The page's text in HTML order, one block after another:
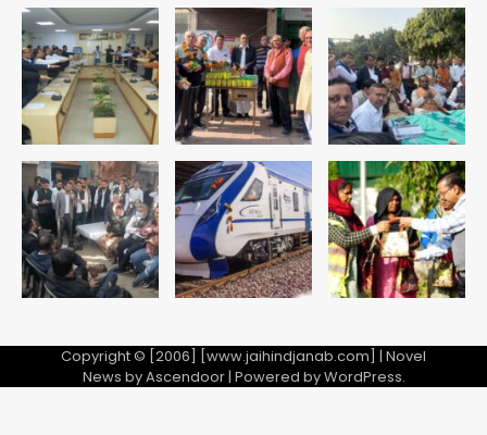
4
सुदर्शन शक्ति-वी अभ्यास में मॉक आॅपरेशन
Team JHJ
5
एयरपोर्ट का फर्जी कर्मचारी बनकर 3 लाख
उड़ाए, अब पहुंचा सलाखों के पीछे
Team JHJ
Copyright © [2006] [www.jaihindjanab.com] | Novel
News byAscendoor| Powered byWordPress.